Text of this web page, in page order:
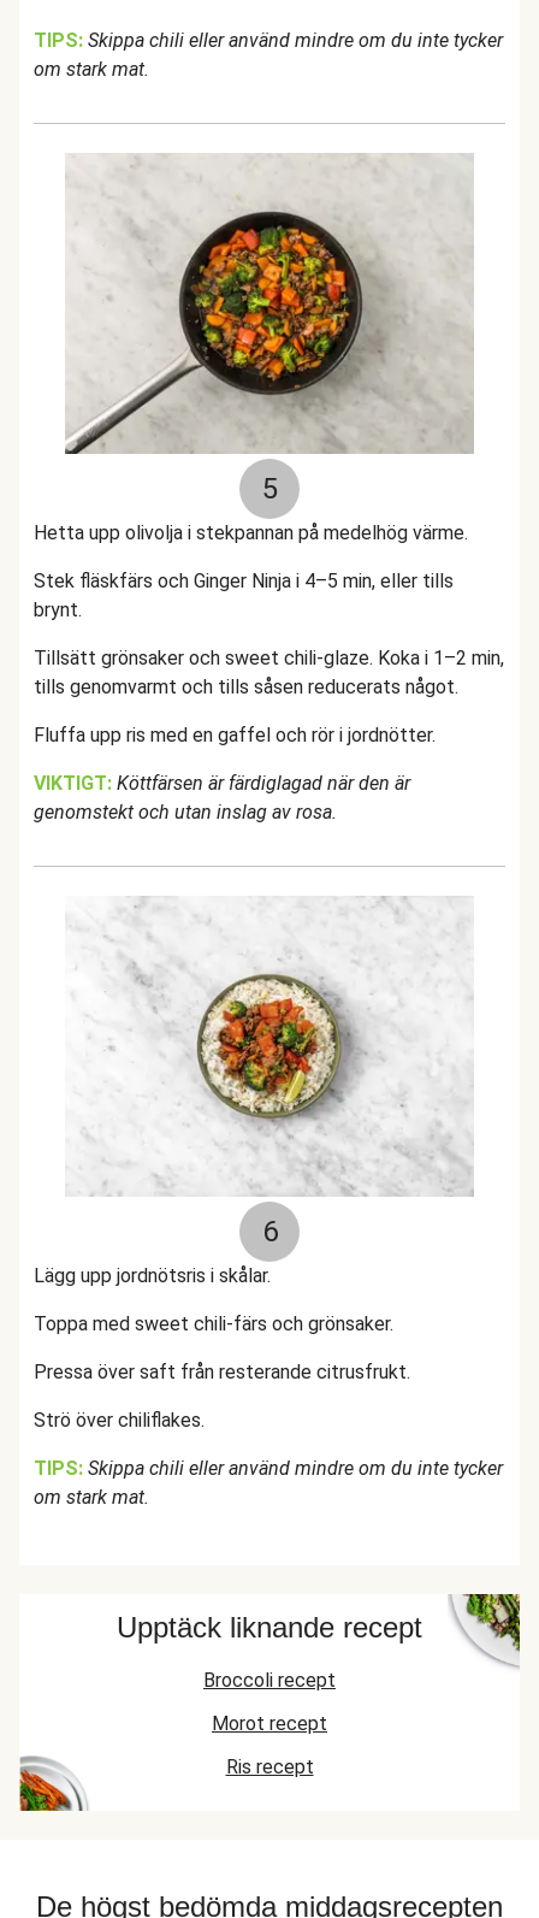
TIPS: Skippa chili eller använd mindre om du inte tycker
om stark mat.
5
Hetta upp olivolja i stekpannan på medelhög värme.
Stek fläskfärs och Ginger Ninja i 4–5 min, eller tills
brynt.
Tillsätt grönsaker och sweet chili-glaze. Koka i 1–2 min,
tills genomvarmt och tills såsen reducerats något.
Fluffa upp ris med en gaffel och rör i jordnötter.
VIKTIGT: Köttfärsen är färdiglagad när den är
genomstekt och utan inslag av rosa.
6
Lägg upp jordnötsris i skålar.
Toppa med sweet chili-färs och grönsaker.
Pressa över saft från resterande citrusfrukt.
Strö över chiliflakes.
TIPS: Skippa chili eller använd mindre om du inte tycker
om stark mat.
Upptäck liknande recept
Broccoli recept
Morot recept
Ris recept
De högst bedömda middagsrecepten